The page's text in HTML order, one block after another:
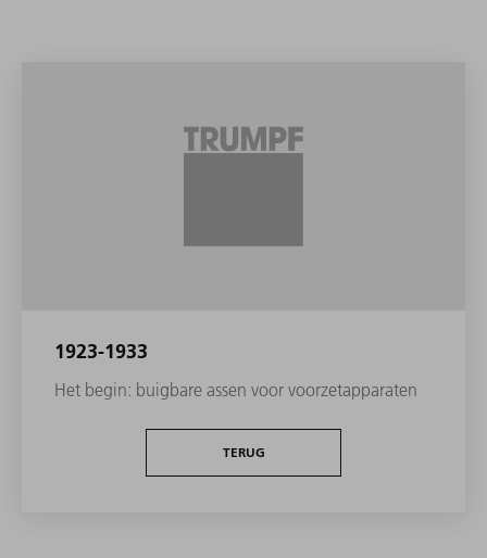
1923-1933
Het begin: buigbare assen voor voorzetapparaten
TERUG